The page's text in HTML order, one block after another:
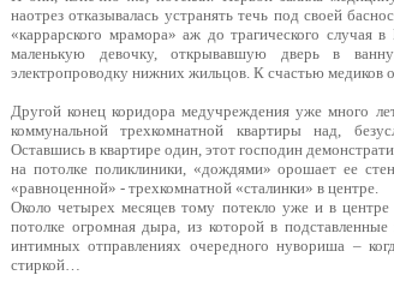
наотрез отказывалась устранять течь под своей
«каррарского мрамора» аж до трагического случая
маленькую девочку, открывавшую дверь в
электропроводку нижних жильцов. К счастью медиков
Другой конец коридора медучреждения уже много
коммунальной трехкомнатной квартиры над,
Оставшись в квартире один, этот господин
на потолке поликлиники, «дождями» орошает ее
«равноценной» - трехкомнатной «сталинки» в центре.
Около четырех месяцев тому потекло уже и в
потолке огромная дыра, из которой в
интимных отправлениях очередного нувориша –
стиркой…